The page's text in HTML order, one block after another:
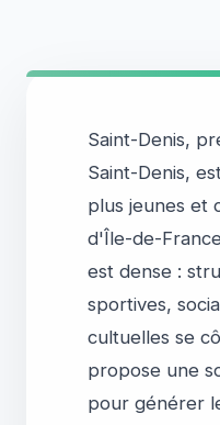
Saint-Denis,
Saint-Denis,
plus jeunes et
d'Île-de-
est dense :
sportives,
cultuelles se
propose une
pour générer